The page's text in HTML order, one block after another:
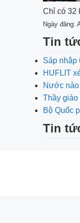
Chỉ có 32
Ngày đăng:
Tin
Sáp nhập
HUFLIT
Nước
Thầy giáo
Bộ Quốc
Tin